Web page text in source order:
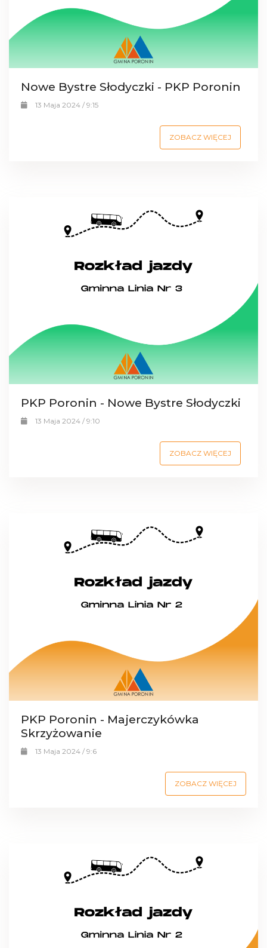
Nowe Bystre Słodyczki - PKP Poronin
13 Maja 2024 / 9:15
ZOBACZ WIĘCEJ
PKP Poronin - Nowe Bystre Słodyczki
13 Maja 2024 / 9:10
ZOBACZ WIĘCEJ
PKP Poronin - Majerczykówka
Skrzyżowanie
13 Maja 2024 / 9:6
ZOBACZ WIĘCEJ